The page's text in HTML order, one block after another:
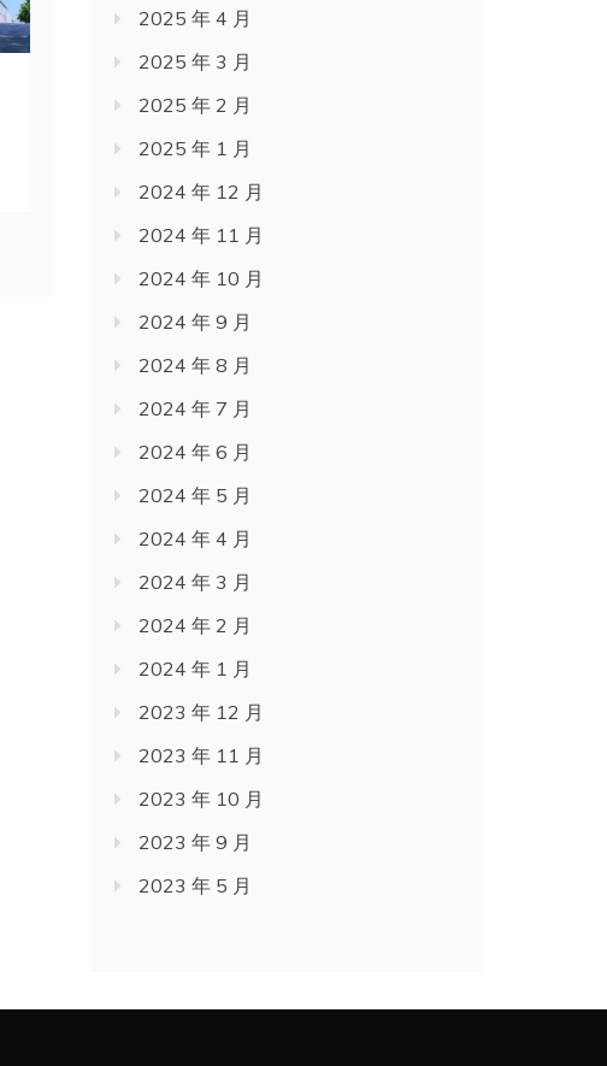
2025 年 4 月
2025 年 3 月
2025 年 2 月
2025 年 1 月
2024 年 12 月
2024 年 11 月
2024 年 10 月
2024 年 9 月
2024 年 8 月
2024 年 7 月
2024 年 6 月
2024 年 5 月
2024 年 4 月
2024 年 3 月
2024 年 2 月
2024 年 1 月
2023 年 12 月
2023 年 11 月
2023 年 10 月
2023 年 9 月
2023 年 5 月